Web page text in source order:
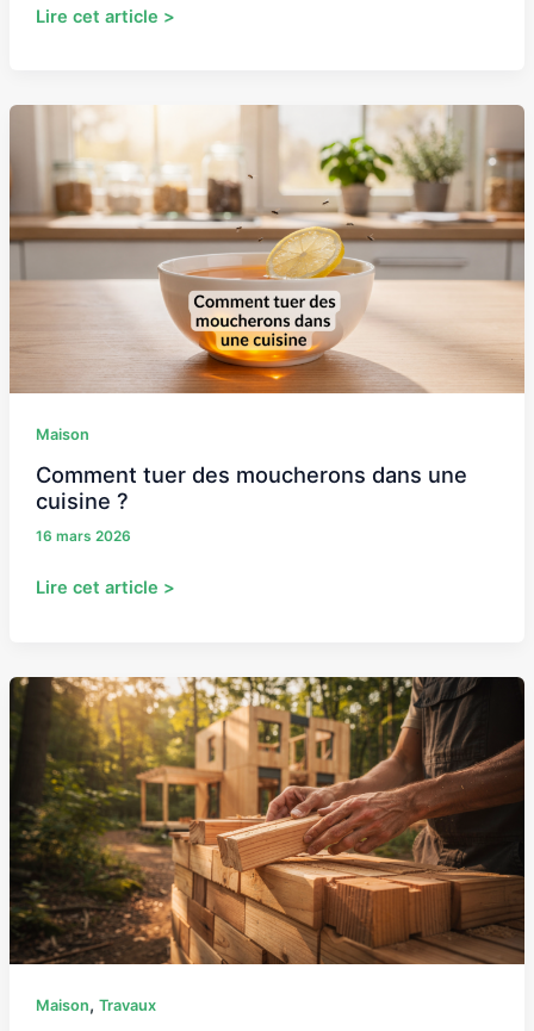
Lire cet article >
Maison
Comment tuer des moucherons dans une
cuisine ?
16 mars 2026
Comment
des
moucherons
dans
Lire cet article >
Maison, Travaux
Construire
votre
maison
avec
Brikawood
:
une
révolution
accessible